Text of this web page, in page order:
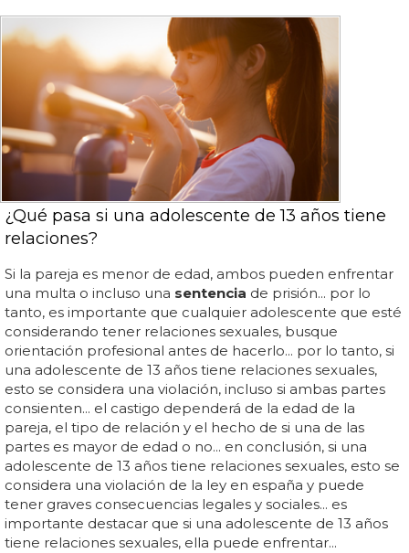
¿Qué pasa si una adolescente de 13 años tiene
relaciones?
Si la pareja es menor de edad, ambos pueden enfrentar
una multa o incluso una sentencia de prisión... por lo
tanto, es importante que cualquier adolescente que esté
considerando tener relaciones sexuales, busque
orientación profesional antes de hacerlo... por lo tanto, si
una adolescente de 13 años tiene relaciones sexuales,
esto se considera una violación, incluso si ambas partes
consienten... el castigo dependerá de la edad de la
pareja, el tipo de relación y el hecho de si una de las
partes es mayor de edad o no... en conclusión, si una
adolescente de 13 años tiene relaciones sexuales, esto se
considera una violación de la ley en españa y puede
tener graves consecuencias legales y sociales... es
importante destacar que si una adolescente de 13 años
tiene relaciones sexuales, ella puede enfrentar...